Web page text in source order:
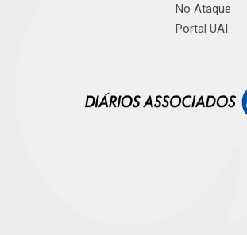
No Ataque
Portal UAI